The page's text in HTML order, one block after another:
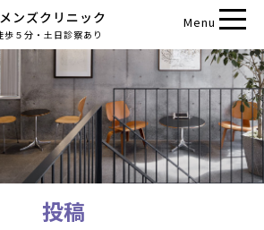
ンズクリニック
歩５分・土日診察あり
Menu
投稿